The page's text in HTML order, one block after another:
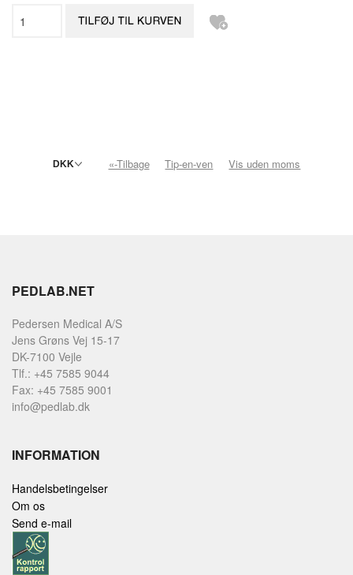
«-Tilbage Tip-en-ven Vis uden moms
PEDLAB.NET
Pedersen Medical A/S
Jens Grøns Vej 15-17
DK-7100 Vejle
Tlf.: +45 7585 9044
Fax: +45 7585 9001
info@pedlab.dk
INFORMATION
Handelsbetingelser
Om os
Send e-mail